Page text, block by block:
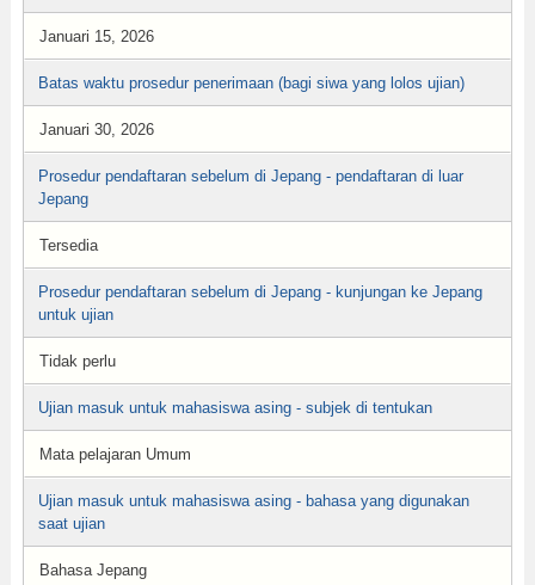
Januari 15, 2026
Batas waktu prosedur penerimaan (bagi siwa yang lolos ujian)
Januari 30, 2026
Prosedur pendaftaran sebelum di Jepang - pendaftaran di luar
Jepang
Tersedia
Prosedur pendaftaran sebelum di Jepang - kunjungan ke Jepang
untuk ujian
Tidak perlu
Ujian masuk untuk mahasiswa asing - subjek di tentukan
Mata pelajaran Umum
Ujian masuk untuk mahasiswa asing - bahasa yang digunakan
saat ujian
Bahasa Jepang